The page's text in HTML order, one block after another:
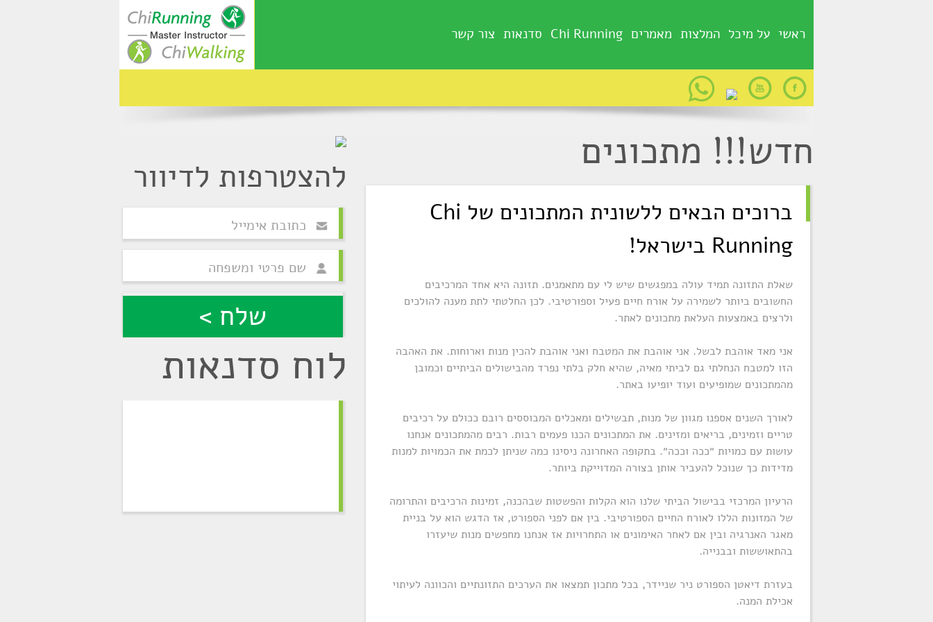
ראשי על מיכל המלצות מאמרים Chi Running סדנאות צור קשר
חדש!!! מתכונים
ברוכים הבאים ללשונית המתכונים של Chi
Running בישראל!
שאלת התזונה תמיד עולה במפגשים שיש לי עם מתאמנים. תזונה היא אחד המרכיבים
החשובים ביותר לשמירה על אורח חיים פעיל וספורטיבי. לכן החלטתי לתת מענה להולכים
ולרצים באמצעות העלאת מתכונים לאתר.
אני מאד אוהבת לבשל. אני אוהבת את המטבח ואני אוהבת להכין מנות וארוחות. את האהבה
הזו למטבח הנחלתי גם לביתי מאיה, שהיא חלק בלתי נפרד מהבישולים הביתיים וכמובן
מהמתכונים שמופיעים ועוד יופיעו באתר.
לאורך השנים אספנו מגוון של מנות, תבשילים ומאכלים המבוססים רובם ככולם על רכיבים
טריים וזמינים, בריאים ומזינים. את המתכונים הכנו פעמים רבות. רבים מהמתכונים אנחנו
עושות עם כמויות ״ככה וככה״. בתקופה האחרונה ניסינו כמה שניתן לכמת את הכמויות למנות
מדידות כך שנוכל להעביר אותן בצורה המדוייקת ביותר.
הרעיון המרכזי בבישול הביתי שלנו הוא הקלות והפשטות שבהכנה, זמינות הרכיבים והתרומה
של המזונות הללו לאורח החיים הספורטיבי. בין אם לפני הספורט, אז הדגש הוא על בניית
מאגר האנרגיה ובין אם לאחר האימונים או התחרויות אז אנחנו מחפשים מנות שיעזרו
בהתאוששות ובבנייה.
בעזרת דיאטן הספורט ניר שניידר, בכל מתכון תמצאו את הערכים התזונתיים והכוונה לעיתוי
אכילת המנה.
להצטרפות לדיוור
לוח סדנאות